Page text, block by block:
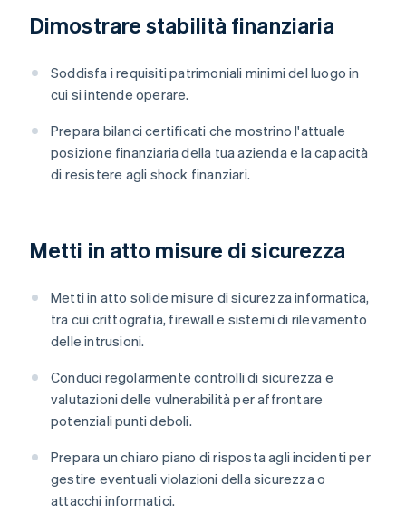
Dimostrare stabilità finanziaria
Soddisfa i requisiti patrimoniali minimi del luogo in
cui si intende operare.
Prepara bilanci certificati che mostrino l'attuale
posizione finanziaria della tua azienda e la capacità
di resistere agli shock finanziari.
Metti in atto misure di sicurezza
Metti in atto solide misure di sicurezza informatica,
tra cui crittografia, firewall e sistemi di rilevamento
delle intrusioni.
Conduci regolarmente controlli di sicurezza e
valutazioni delle vulnerabilità per affrontare
potenziali punti deboli.
Prepara un chiaro piano di risposta agli incidenti per
gestire eventuali violazioni della sicurezza o
attacchi informatici.